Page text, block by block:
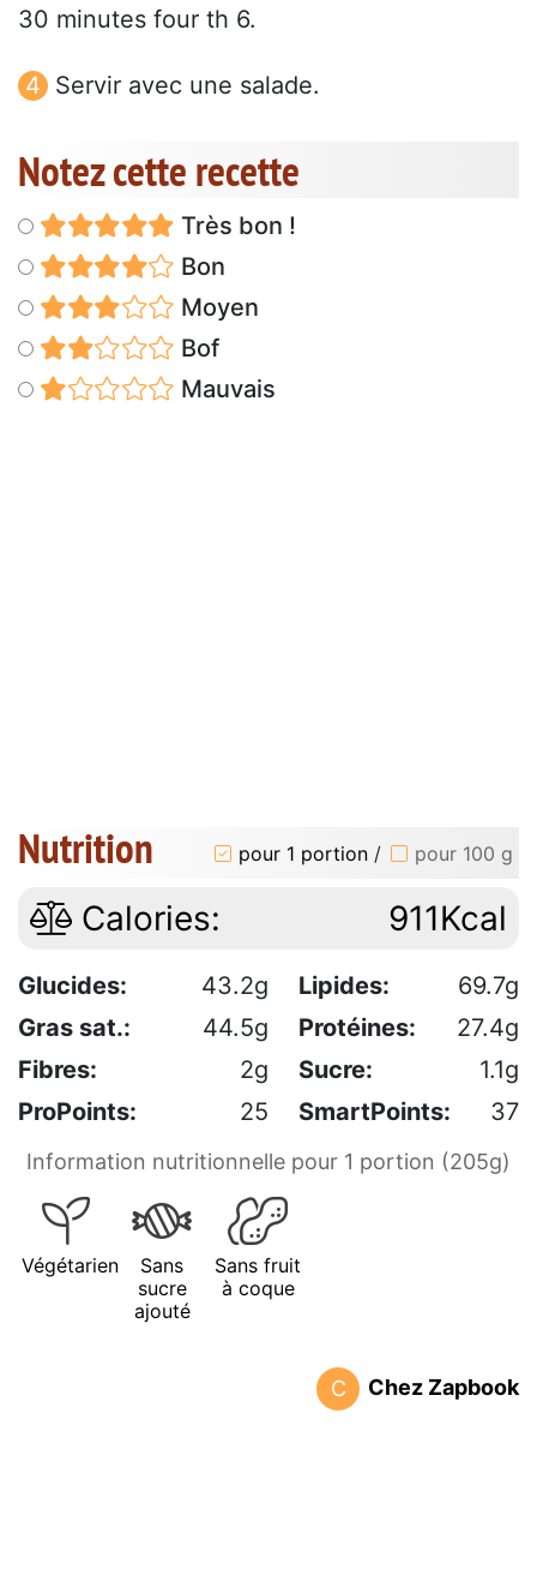
30 minutes four th 6.
Servir avec une salade.
Notez cette recette
Très bon !
Bon
Moyen
Bof
Mauvais
Nutrition pour 1 portion / pour 100 g
Calories: 911Kcal
Glucides: 43.2g Lipides:
69.7g
Gras sat.:
44.5g Protéines:
27.4g
Fibres:
2g Sucre:
1.1g
ProPoints:
25 SmartPoints: 37
Information nutritionnelle pour 1 portion (205g)
Végétarien
Sans
sucre
ajouté
Sans fruit
à coque
C Chez Zapbook